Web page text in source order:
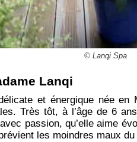
© Lanqi Spa
Lanqi
et énergique née
Très tôt, à l’âge de 6
passion, qu’elle aime
les moindres maux du